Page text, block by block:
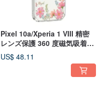
Pixel 10a/Xperia 1 VIII 精密
レンズ保護 360 度磁気吸着ス
タンドケース -四季 - 春
US$ 48.11